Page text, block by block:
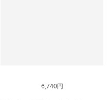
6,740円